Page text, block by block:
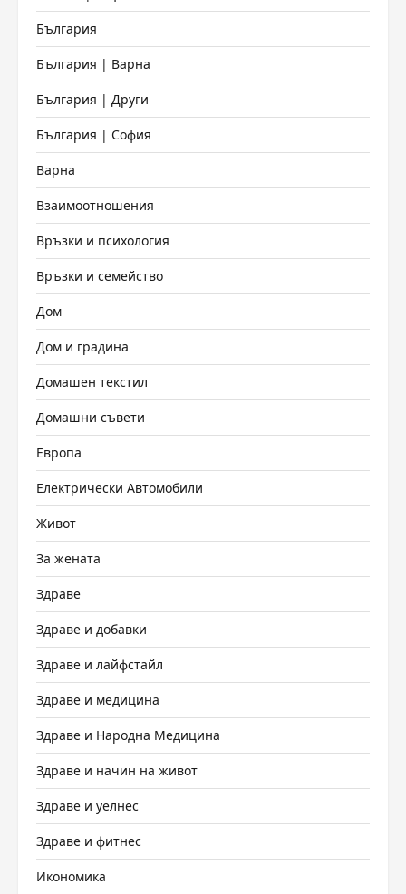
България
България | Варна
България | Други
България | София
Варна
Взаимоотношения
Връзки и психология
Връзки и семейство
Дом
Дом и градина
Домашен текстил
Домашни съвети
Европа
Електрически Автомобили
Живот
За жената
Здраве
Здраве и добавки
Здраве и лайфстайл
Здраве и медицина
Здраве и Народна Медицина
Здраве и начин на живот
Здраве и уелнес
Здраве и фитнес
Икономика